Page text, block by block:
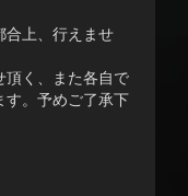
上、行えませ
く、また各自で
す。予めご了承下